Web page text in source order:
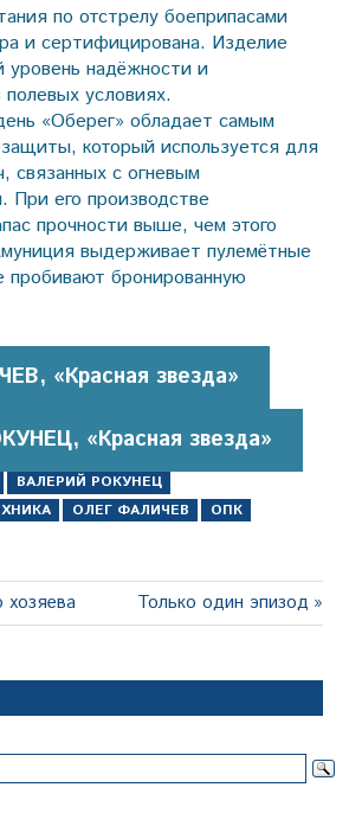
по отстрелу боеприпасами
и сертифицирована. Изделие
уровень надёжности и
условиях.
«Оберег» обладает самым
который используется для
связанных с огневым
При его производстве
прочности выше, чем этого
выдерживает пулемётные
пробивают бронированную
«Красная звезда»
«Красная звезда»
ВАЛЕРИЙ РОКУНЕЦ
ОЛЕГ ФАЛИЧЕВ
ОПК
хозяева
Следующая
запись:
Только один эпизод